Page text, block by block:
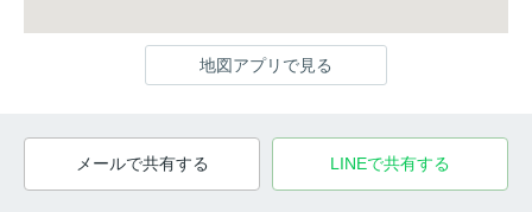
地図アプリで見る
メールで共有する LINEで共有する